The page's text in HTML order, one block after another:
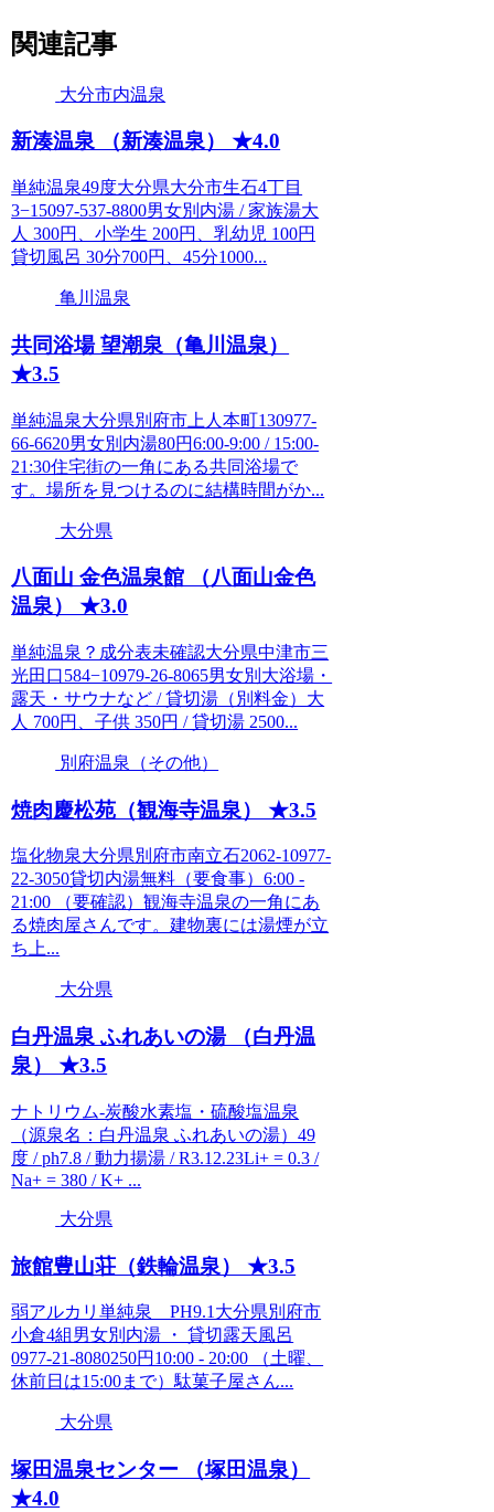
関連記事
大分市内温泉
新湊温泉 （新湊温泉） ★4.0
単純温泉49度大分県大分市生石4丁目
3−15097-537-8800男女別内湯 / 家族湯大
人 300円、小学生 200円、乳幼児 100円
貸切風呂 30分700円、45分1000...
亀川温泉
共同浴場 望潮泉（亀川温泉）
★3.5
単純温泉大分県別府市上人本町130977-
66-6620男女別内湯80円6:00-9:00 / 15:00-
21:30住宅街の一角にある共同浴場で
す。場所を見つけるのに結構時間がか...
大分県
八面山 金色温泉館 （八面山金色
温泉） ★3.0
単純温泉？成分表未確認大分県中津市三
光田口584−10979-26-8065男女別大浴場・
露天・サウナなど / 貸切湯（別料金）大
人 700円、子供 350円 / 貸切湯 2500...
別府温泉（その他）
焼肉慶松苑（観海寺温泉） ★3.5
塩化物泉大分県別府市南立石2062-10977-
22-3050貸切内湯無料（要食事）6:00 -
21:00 （要確認）観海寺温泉の一角にあ
る焼肉屋さんです。建物裏には湯煙が立
ち上...
大分県
白丹温泉 ふれあいの湯 （白丹温
泉） ★3.5
ナトリウム-炭酸水素塩・硫酸塩温泉
（源泉名：白丹温泉 ふれあいの湯）49
度 / ph7.8 / 動力揚湯 / R3.12.23Li+ = 0.3 /
Na+ = 380 / K+ ...
大分県
旅館豊山荘（鉄輪温泉） ★3.5
弱アルカリ単純泉 PH9.1大分県別府市
小倉4組男女別内湯 ・ 貸切露天風呂
0977-21-8080250円10:00 - 20:00 （土曜、
休前日は15:00まで）駄菓子屋さん...
大分県
塚田温泉センター （塚田温泉）
★4.0